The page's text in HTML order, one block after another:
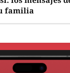
familia